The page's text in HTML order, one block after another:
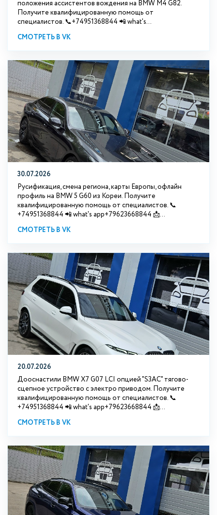
положения ассистентов вождения на BMW М4 G82.
Получите квалифицированную помощь от
специалистов. 📞+74951368844 📲 what's...
СМОТРЕТЬ В VK
30.07.2026
Русификация, смена региона, карты Европы, офлайн
профиль на BMW 5 G60 из Кореи. Получите
квалифицированную помощь от специалистов. 📞
+74951368844 📲 what's app+79623668844 📩...
СМОТРЕТЬ В VK
20.07.2026
Дооснастили BMW Х7 G07 LCI опцией "S3АС" тягово-
сцепное устройство с электро приводом. Получите
квалифицированную помощь от специалистов. 📞
+74951368844 📲 what's app+79623668844 📩...
СМОТРЕТЬ В VK